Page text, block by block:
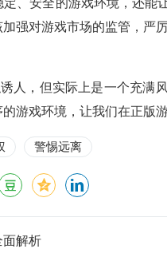
、安全的游戏环境，还能
强对游戏市场的监管，严
人，但实际上是一个充满
游戏环境，让我们在正版
警惕远离
面解析